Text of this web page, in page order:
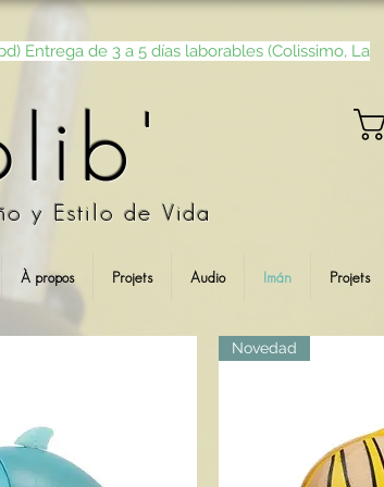
Entrega de 3 a 5 días laborables (Colissimo, La
y Estilo de Vida
À propos Projets Audio Imán Projets
Novedad